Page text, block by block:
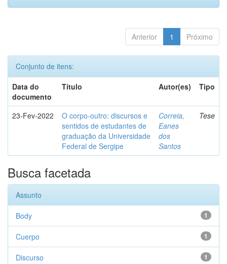
Anterior 1 Próximo
Conjunto de itens:
Data do
documento
Título Autor(es) Tipo
23-Fev-2022
O corpo-outro: discursos e
sentidos de estudantes de
graduação da Universidade
Federal de Sergipe
Correia,
Eanes
dos
Santos
Tese
Busca facetada
Assunto
1
Body
1
Cuerpo
1
Discurso